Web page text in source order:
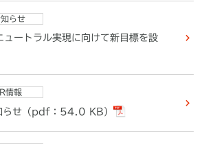
知らせ
ートラル実現に向けて新目標を設
情報
らせ（pdf：54.0 KB）